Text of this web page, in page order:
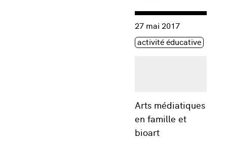
Arts médiatiques
en famille et
bioart
Consulter « Arts
27 mai 2017
Étiquette(s)
activité éducative